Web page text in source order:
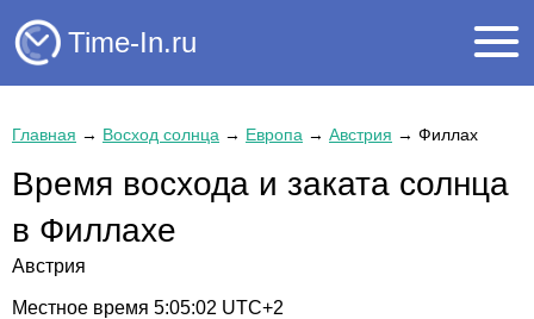
Time-In.ru
Главная → Восход солнца → Европа → Австрия → Филлах
Время восхода и заката солнца
в Филлахе
Австрия
Местное время 5:05:02 UTC+2